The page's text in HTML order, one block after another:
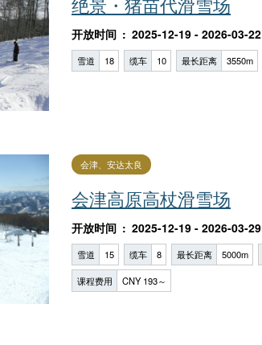
开放时间 2025-12-19 - 2026-03-22
雪道 18 缆车 10 最长距离 3550m
会津高原高杖滑雪场
会津、安达太良
开放时间 2025-12-19 - 2026-03-29
雪道 15 缆车 8 最长距离 5000m
课程费用 CNY 193～